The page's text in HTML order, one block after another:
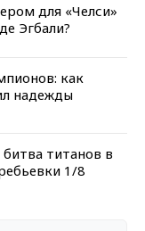
для «Челси»
Эгбали?
как
надежды
титанов в
1/8